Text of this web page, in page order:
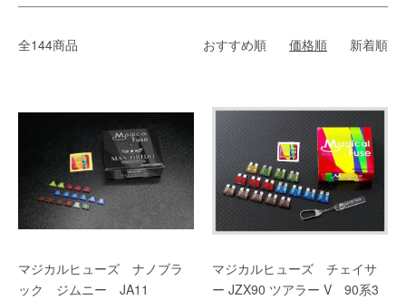
全144商品 おすすめ順 価格順 新着順
マジカルヒューズ ナノブラ
ック ジムニー JA11
マジカルヒューズ チェイサ
ー JZX90 ツアラー V 90系3